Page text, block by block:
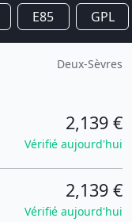
E85 GPL
Deux-Sèvres
2,139 €
Vérifié aujourd'hui
2,139 €
Vérifié aujourd'hui